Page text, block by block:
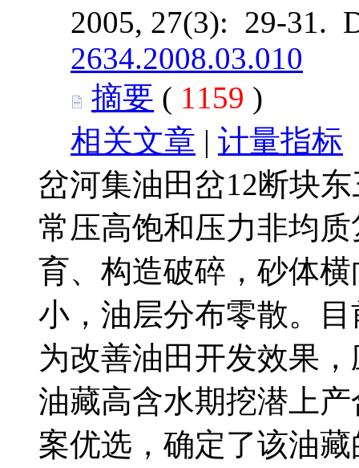
2005, 27(3): 29-31.
2634.2008.03.010
摘要 ( 1159 )
相关文章 | 计量指标
岔河集油田岔12断块
常压高饱和压力非均
育、构造破碎，砂体
小，油层分布零散。
为改善油田开发效果
油藏高含水期挖潜上
案优选，确定了该油